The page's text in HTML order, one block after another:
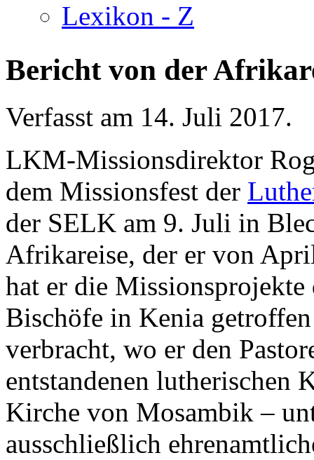
Lexikon - Z
Bericht von der
Verfasst am 14. Juli 2017.
LKM-Missionsdirektor
dem Missionsfest der
der SELK am 9. Juli in
Afrikareise, der er von
hat er die
Bischöfe in Kenia
verbracht, wo er den
entstandenen lutherischen
Kirche von Mosambik –
ausschließlich